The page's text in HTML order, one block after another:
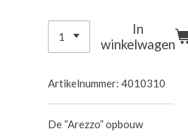
In
winkelwagen
Artikelnummer: 4010310
De “Arezzo” opbouw